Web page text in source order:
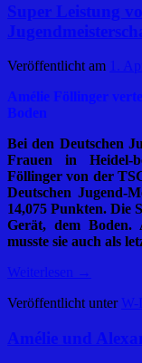
Super Leistung
Veröffentlicht am 1.
Amélie Föllinger
Boden
Bei den Deutschen
Frauen in Heidel-
Föllinger von der
Deutschen Jugend-
14,075 Punkten. Die
Gerät, dem Boden.
musste sie auch als
Weiterlesen
→
Veröffentlicht unter W-
Amélie und